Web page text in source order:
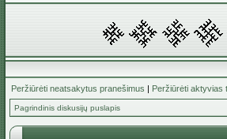
Peržiūrėti neatsakytus pranešimus | Peržiūrėti aktyvias
Pagrindinis diskusijų puslapis